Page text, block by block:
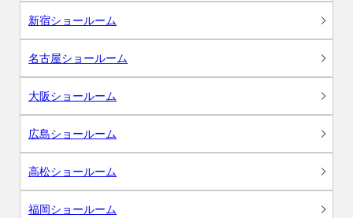
新宿ショールーム
名古屋ショールーム
大阪ショールーム
広島ショールーム
高松ショールーム
福岡ショールーム